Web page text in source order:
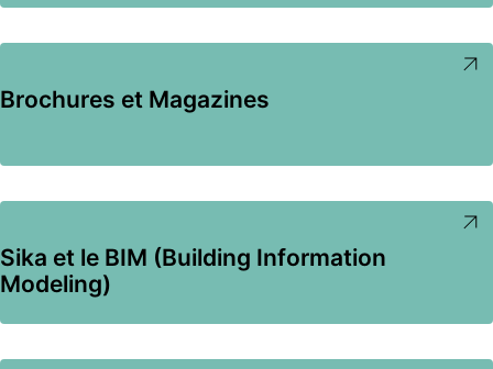
Brochures et Magazines
Sika et le BIM (Building Information
Modeling)